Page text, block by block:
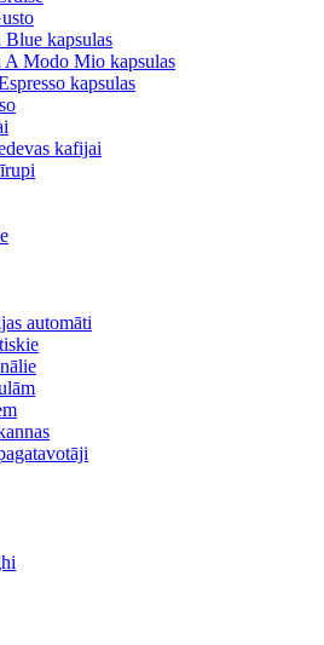
Blue kapsulas
A Modo Mio kapsulas
kapsulas
kafijai
automāti